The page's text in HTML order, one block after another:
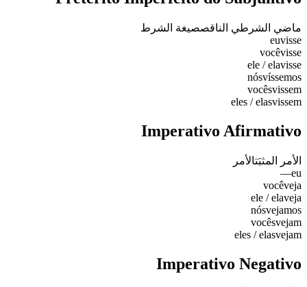
ماضي الشرطي الناقصصيغة الشرط
euvisse
vocêvisse
ele / elavisse
nósvíssemos
vocêsvissem
eles / elasvissem
Imperativo Afirmativo
الأمر المثبَتالأمر
eu
—
vocêveja
ele / elaveja
nósvejamos
vocêsvejam
eles / elasvejam
Imperativo Negativo